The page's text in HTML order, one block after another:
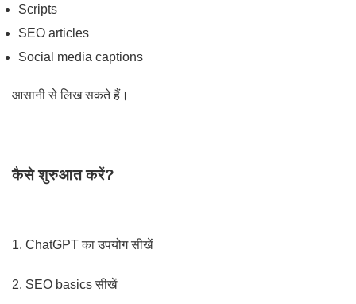
Scripts
SEO articles
Social media captions
आसानी से लिख सकते हैं।
कैसे शुरुआत करें?
1. ChatGPT का उपयोग सीखें
2. SEO basics सीखें